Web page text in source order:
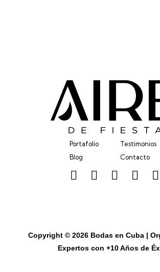
Portafolio
Testimonios
Blog
Contacto
Copyright © 2026 Bodas en Cuba |
Expertos con +10 Años de